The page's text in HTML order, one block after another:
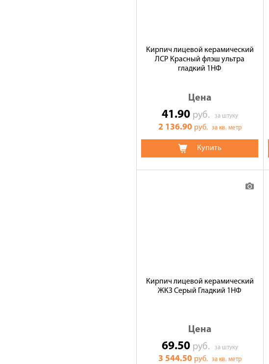
Кирпич лицевой керамический
ЛСР Красный флэш ультра
гладкий 1НФ
Цена
41.90 руб. за штуку
2 136.90 руб. за кв. метр
Купить
Кирпич лицевой керамический
ЖКЗ Серый Гладкий 1НФ
Цена
69.50 руб. за штуку
3 544.50 руб. за кв. метр